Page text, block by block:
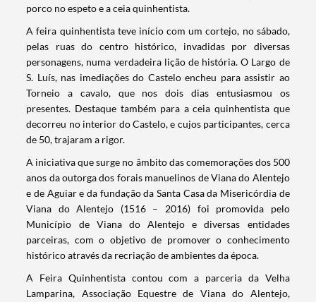
porco no espeto e a ceia quinhentista.
A feira quinhentista teve início com um cortejo, no sábado,
pelas ruas do centro histórico, invadidas por diversas
personagens, numa verdadeira lição de história. O Largo de
S. Luís, nas imediações do Castelo encheu para assistir ao
Torneio a cavalo, que nos dois dias entusiasmou os
presentes. Destaque também para a ceia quinhentista que
decorreu no interior do Castelo, e cujos participantes, cerca
de 50, trajaram a rigor.
A iniciativa que surge no âmbito das comemorações dos 500
anos da outorga dos forais manuelinos de Viana do Alentejo
e de Aguiar e da fundação da Santa Casa da Misericórdia de
Viana do Alentejo (1516 – 2016) foi promovida pelo
Município de Viana do Alentejo e diversas entidades
parceiras, com o objetivo de promover o conhecimento
histórico através da recriação de ambientes da época.
A Feira Quinhentista contou com a parceria da Velha
Lamparina, Associação Equestre de Viana do Alentejo,